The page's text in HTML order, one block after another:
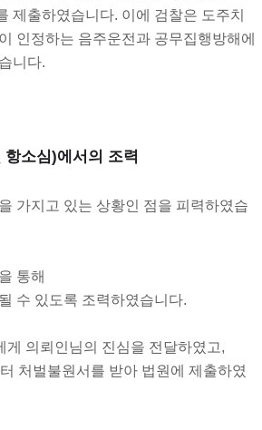
제출하였습니다. 이에 검찰은 도주치
인정하는 음주운전과 공무집행방해에
니다.
소심)에서의 조력
가지고 있는 상황인 점을 피력하였습
통해
수 있도록 조력하였습니다.
게 의뢰인님의 진심을 전달하였고,
처벌불원서를 받아 법원에 제출하였